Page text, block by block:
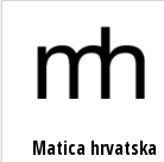
Matica hrvatska